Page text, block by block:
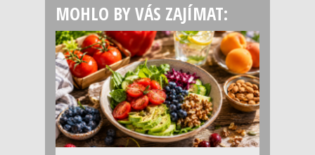
MOHLO BY VÁS ZAJÍMAT: